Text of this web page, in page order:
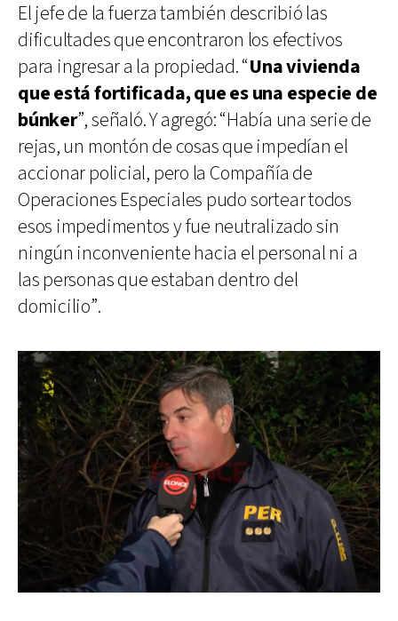
El jefe de la fuerza también describió las
dificultades que encontraron los efectivos
para ingresar a la propiedad. “Una vivienda
que está fortificada, que es una especie de
búnker”, señaló. Y agregó: “Había una serie de
rejas, un montón de cosas que impedían el
accionar policial, pero la Compañía de
Operaciones Especiales pudo sortear todos
esos impedimentos y fue neutralizado sin
ningún inconveniente hacia el personal ni a
las personas que estaban dentro del
domicilio”.